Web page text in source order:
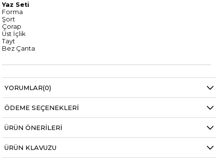
Yaz Seti
Forma
Şort
Çorap
Üst İçlik
Tayt
Bez Çanta
YORUMLAR(0)
ÖDEME SEÇENEKLERI
ÜRÜN ÖNERILERI
ÜRÜN KLAVUZU